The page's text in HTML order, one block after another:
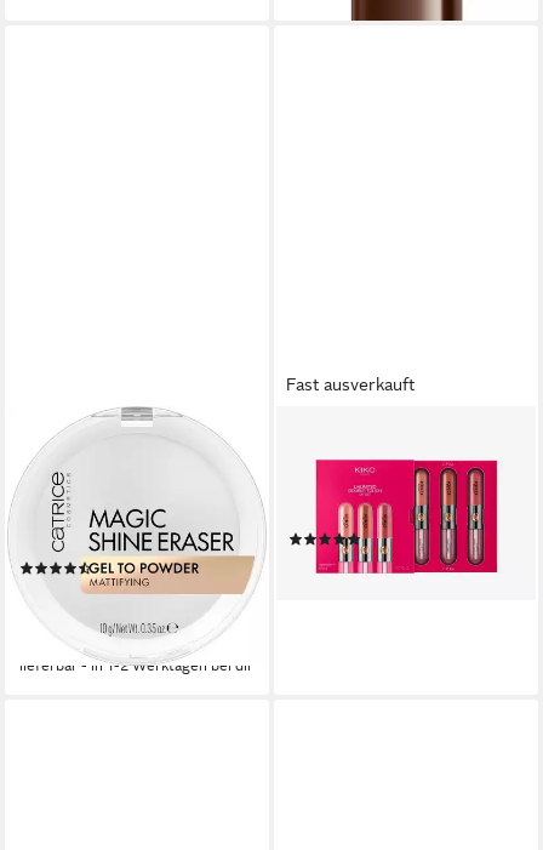
CATRICE
Puder MAGIC SHINE
ERASER GEL TO POWDER,
mattiert wie ein Fixierpuder,
makelloses Finish
(8)
UVP5,49 €
(470,00 €/ 1 kg)
lieferbar - in 1-2 Werktagen bei dir
Fast ausverkauft
Lippenstift-Set KIKO Milano
Unlimited Double Touch
Lipstick Kit, 3-tlg.
(1)
59,90 €